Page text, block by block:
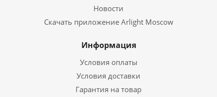
Новости
Скачать приложение Arlight Moscow
Информация
Условия оплаты
Условия доставки
Гарантия на товар